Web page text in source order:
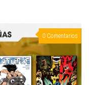
0 Comentarios